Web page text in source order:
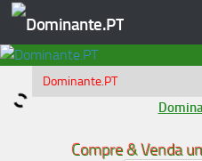
Skip to content
Compre & Venda